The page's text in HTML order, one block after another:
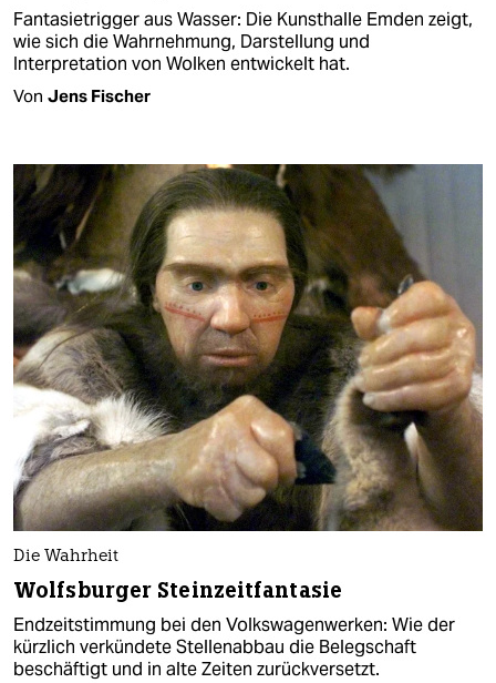
Fantasietrigger aus Wasser: Die Kunsthalle Emden zeigt,
wie sich die Wahrnehmung, Darstellung und
Interpretation von Wolken entwickelt hat.
Von Jens Fischer
Die Wahrheit
Wolfsburger Steinzeitfantasie
Endzeitstimmung bei den Volkswagenwerken: Wie der
kürzlich verkündete Stellenabbau die Belegschaft
beschäftigt und in alte Zeiten zurückversetzt.